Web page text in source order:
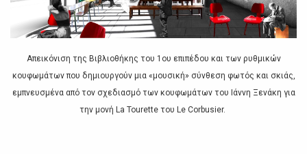
Απεικόνιση της Βιβλιοθήκης του 1ου επιπέδου και των ρυθμικών
κουφωμάτων που δημιουργούν μια «μουσική» σύνθεση φωτός και σκιάς,
εμπνευσμένα από τον σχεδιασμό των κουφωμάτων του Ιάννη Ξενάκη για
την μονή La Tourette του Le Corbusier.